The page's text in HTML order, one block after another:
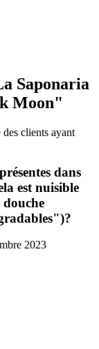
Saponaria
Moon"
clients ayant
dans
est nuisible
2023